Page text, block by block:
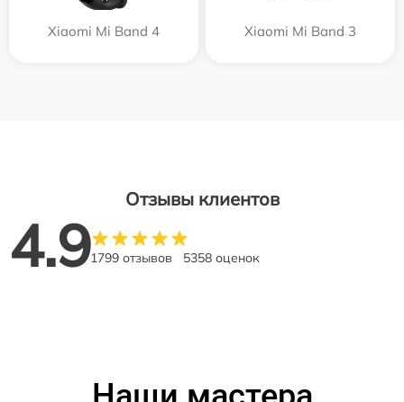
Xiaomi Mi Band 4 Xiaomi Mi Band 3
Отзывы клиентов
4.91799 отзывов 5358 оценок